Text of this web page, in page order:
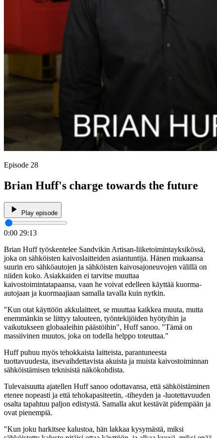
Episode 28
Brian Huff's charge towards the future
Play episode
0:00 29:13
Brian Huff työskentelee Sandvikin Artisan-liiketoimintayksikössä,
joka on sähköisten kaivoslaitteiden asiantuntija. Hänen mukaansa
suurin ero sähköautojen ja sähköisten kaivosajoneuvojen välillä on
niiden koko. Asiakkaiden ei tarvitse muuttaa
kaivostoimintatapaansa, vaan he voivat edelleen käyttää kuorma-
autojaan ja kuormaajiaan samalla tavalla kuin nytkin.
"Kun otat käyttöön akkulaitteet, se muuttaa kaikkea muuta, mutta
enemmänkin se liittyy talouteen, työntekijöiden hyötyihin ja
vaikutukseen globaaleihin päästöihin", Huff sanoo. "Tämä on
massiivinen muutos, joka on todella helppo toteuttaa."
Huff puhuu myös tehokkaista laitteista, parantuneesta
tuottavuudesta, itsevaihdettavista akuista ja muista kaivostoiminnan
sähköistämisen teknisistä näkökohdista.
Tulevaisuutta ajatellen Huff sanoo odottavansa, että sähköistäminen
etenee nopeasti ja että tehokapasiteetin, -tiheyden ja -luotettavuuden
osalta tapahtuu paljon edistystä. Samalla akut kestävät pidempään ja
ovat pienempiä.
"Kun joku harkitsee kalustoa, hän lakkaa kysymästä, miksi